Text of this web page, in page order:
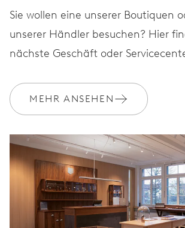
GARANTIE 2 Jahre
Werden Sie Mitglied bei MyOris und verlängern
MYORIS
Sie wollen eine unserer Boutiquen
unserer Händler besuchen? Hier
nächste Geschäft oder
MEHR ANSEHEN